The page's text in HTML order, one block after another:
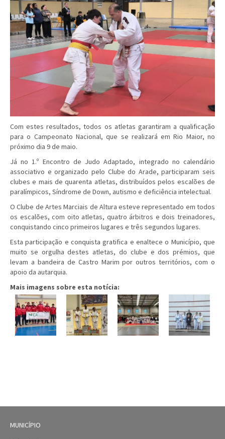
Com estes resultados, todos os atletas garantiram a qualificação
para o Campeonato Nacional, que se realizará em Rio Maior, no
próximo dia 9 de maio.
Já no 1.º Encontro de Judo Adaptado, integrado no calendário
associativo e organizado pelo Clube do Arade, participaram seis
clubes e mais de quarenta atletas, distribuídos pelos escalões de
paralímpicos, Síndrome de Down, autismo e deficiência intelectual.
O Clube de Artes Marciais de Altura esteve representado em todos
os escalões, com oito atletas, quatro árbitros e dois treinadores,
conquistando cinco primeiros lugares e três segundos lugares.
Esta participação e conquista gratifica e enaltece o Município, que
muito se orgulha destes atletas, do clube e dos prémios, que
levam a bandeira de Castro Marim por outros territórios, com o
apoio da autarquia.
Mais imagens sobre esta notícia:
MUNICÍPIO